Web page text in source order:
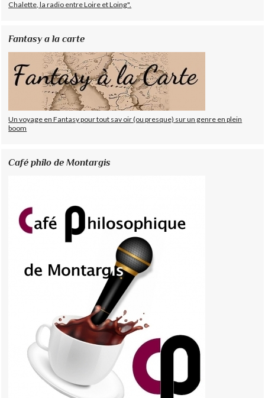
Chalette, la radio entre Loire et Loing".
Fantasy a la carte
Un voyage en Fantasy pour tout sav oir (ou presque) sur un genre en plein
boom
Café philo de Montargis